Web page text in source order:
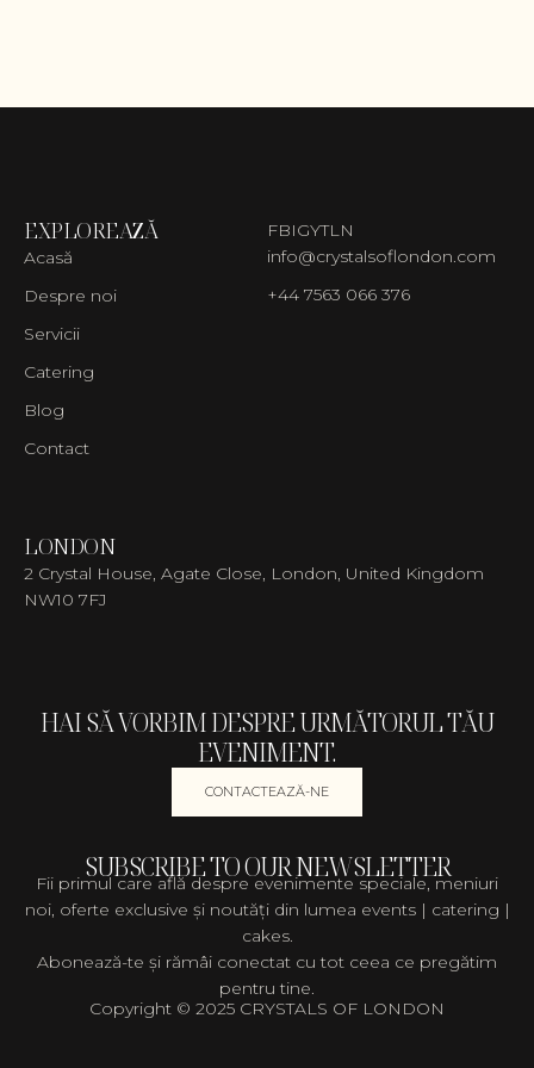
EXPLOREAZĂ
Acasă
Despre noi
Servicii
Catering
Blog
Contact
FBIGYTLN
info@crystalsoflondon.com
+44 7563 066 376
LONDON
2 Crystal House, Agate Close, London, United Kingdom
NW10 7FJ
HAI SĂ VORBIM DESPRE URMĂTORUL TĂU
EVENIMENT.
CONTACTEAZĂ-NE
SUBSCRIBE TO OUR NEWSLETTER
Fii primul care află despre evenimente speciale, meniuri
noi, oferte exclusive și noutăți din lumea events | catering |
cakes.
Abonează-te și rămâi conectat cu tot ceea ce pregătim
pentru tine.
Copyright © 2025 CRYSTALS OF LONDON